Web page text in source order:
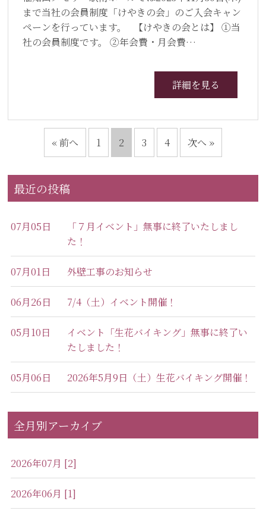
まで当社の会員制度「けやきの会」のご入会キャン
ペーンを行っています。 【けやきの会とは】 ①当
社の会員制度です。 ②年会費・月会費…
詳細を見る
« 前へ 1 2 3 4 次へ »
最近の投稿
07月05日
「７月イベント」無事に終了いたしまし
た！
07月01日 外壁工事のお知らせ
06月26日 7/4（土）イベント開催！
05月10日
イベント「生花バイキング」無事に終了い
たしました！
05月06日 2026年5月9日（土）生花バイキング開催！
全月別アーカイブ
2026年07月 [2]
2026年06月 [1]